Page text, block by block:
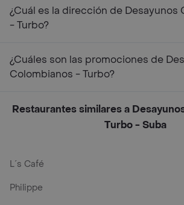
¿Cuál es la dirección de Desayunos
- Turbo?
¿Cuáles son las promociones de
Colombianos - Turbo?
Restaurantes similares a
Turbo - Suba
L´s Café
Philippe